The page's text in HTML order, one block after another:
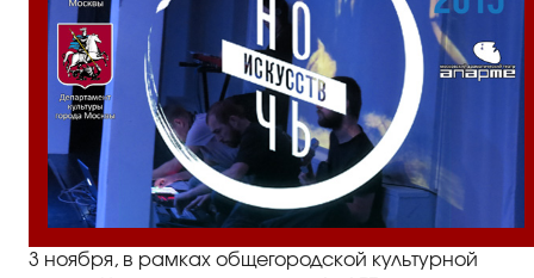
3 ноября, в рамках общегородской культурной